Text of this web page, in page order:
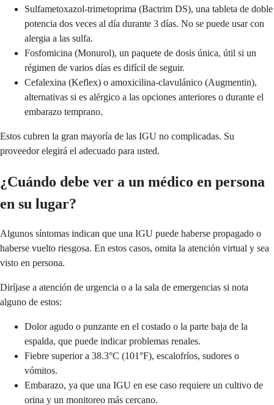
Sulfametoxazol-trimetoprima (Bactrim DS), una tableta de doble
potencia dos veces al día durante 3 días. No se puede usar con
alergia a las sulfa.
Fosfomicina (Monurol), un paquete de dosis única, útil si un
régimen de varios días es difícil de seguir.
Cefalexina (Keflex) o amoxicilina-clavulánico (Augmentin),
alternativas si es alérgico a las opciones anteriores o durante el
embarazo temprano.
Estos cubren la gran mayoría de las IGU no complicadas. Su
proveedor elegirá el adecuado para usted.
¿Cuándo debe ver a un médico en persona
en su lugar?
Algunos síntomas indican que una IGU puede haberse propagado o
haberse vuelto riesgosa. En estos casos, omita la atención virtual y sea
visto en persona.
Diríjase a atención de urgencia o a la sala de emergencias si nota
alguno de estos:
Dolor agudo o punzante en el costado o la parte baja de la
espalda, que puede indicar problemas renales.
Fiebre superior a 38.3°C (101°F), escalofríos, sudores o
vómitos.
Embarazo, ya que una IGU en ese caso requiere un cultivo de
orina y un monitoreo más cercano.